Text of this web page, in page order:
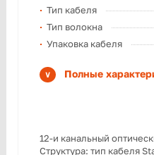
Тип кабеля
Тип волокна
Упаковка кабеля
Полные
12-и канальный
Структура: тип кабеля